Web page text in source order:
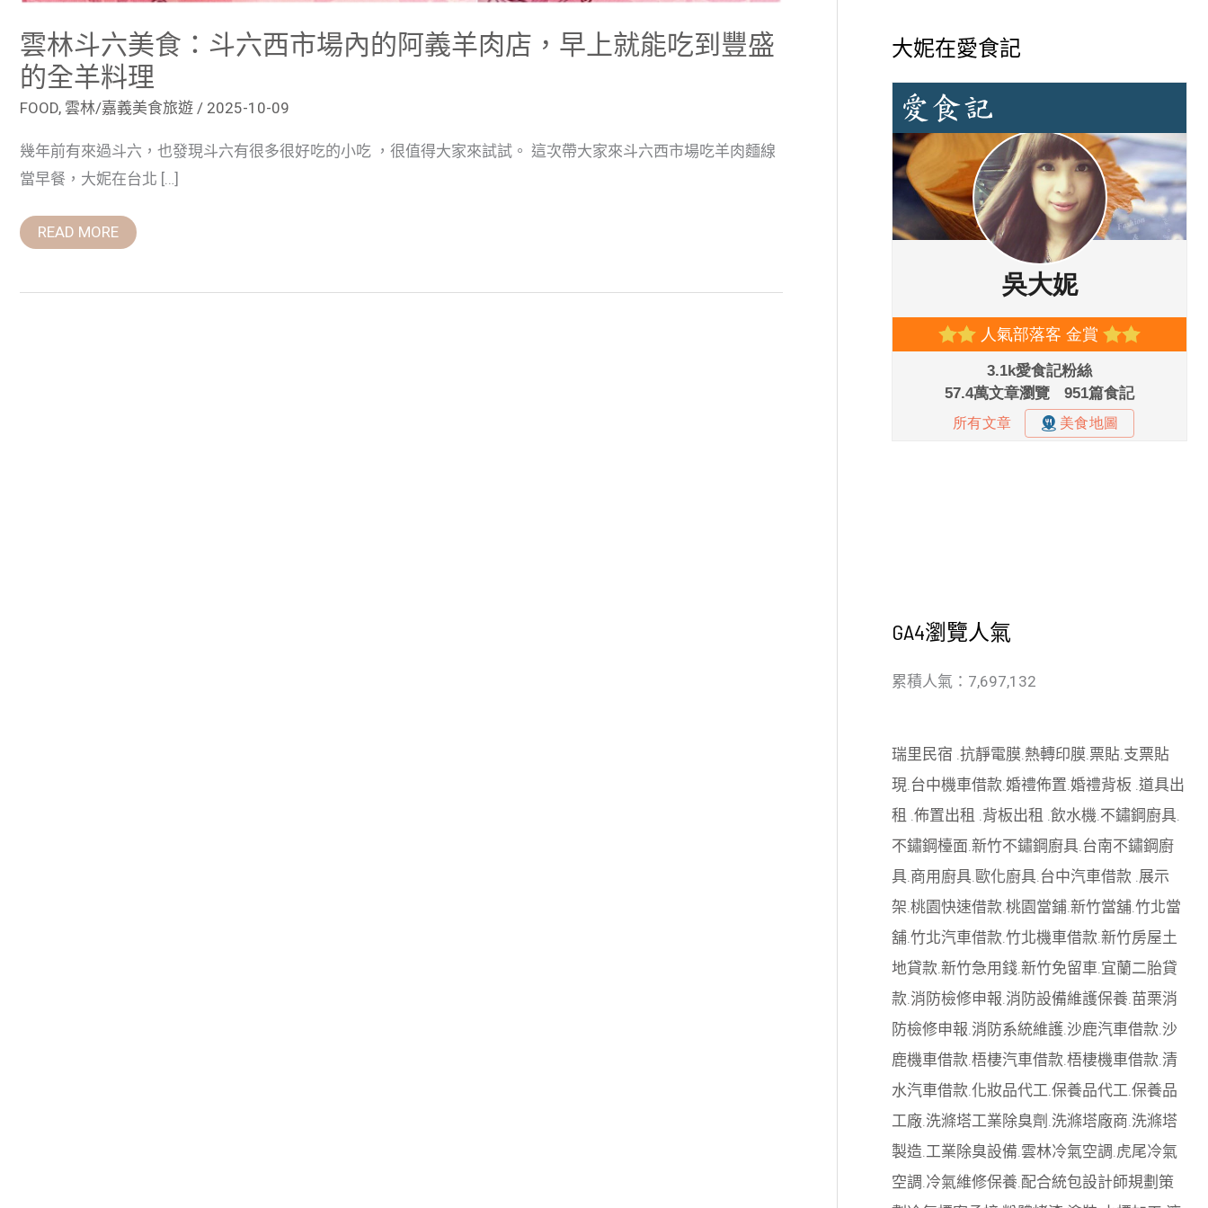
雲林斗六美食：斗六西市場內的阿義羊肉店，早上就能吃到豐盛
的全羊料理
FOOD, 雲林/嘉義美食旅遊 / 2025-10-09
幾年前有來過斗六，也發現斗六有很多很好吃的小吃 ，很值得大家來試試。 這次帶大家來斗六西市場吃羊肉麵線
當早餐，大妮在台北 […]
全
料
理
READ MORE
大妮在愛食記
GA4瀏覽人氣
累積人氣：7,697,132
瑞里民宿 .抗靜電膜.熱轉印膜.票貼.支票貼
現.台中機車借款.婚禮佈置.婚禮背板 .道具出
租 .佈置出租 .背板出租 .飲水機.不鏽鋼廚具.
不鏽鋼檯面.新竹不鏽鋼廚具.台南不鏽鋼廚
具.商用廚具.歐化廚具.台中汽車借款 .展示
架.桃園快速借款.桃園當鋪.新竹當舖.竹北當
舖.竹北汽車借款.竹北機車借款.新竹房屋土
地貸款.新竹急用錢.新竹免留車.宜蘭二胎貸
款.消防檢修申報.消防設備維護保養.苗栗消
防檢修申報.消防系統維護.沙鹿汽車借款.沙
鹿機車借款.梧棲汽車借款.梧棲機車借款.清
水汽車借款.化妝品代工.保養品代工.保養品
工廠.洗滌塔工業除臭劑 .洗滌塔廠商.洗滌塔
製造.工業除臭設備.雲林冷氣空調.虎尾冷氣
空調.冷氣維修保養.配合統包設計師規劃策